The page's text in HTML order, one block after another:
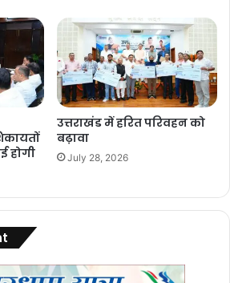
होगी
उत्तराखंड में हरित परिवहन को
बढ़ावा
July 28, 2026